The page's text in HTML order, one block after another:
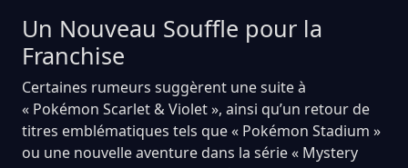
Un Nouveau Souffle pour la
Franchise
Certaines rumeurs suggèrent une suite à
« Pokémon Scarlet & Violet », ainsi qu’un retour de
titres emblématiques tels que « Pokémon Stadium »
ou une nouvelle aventure dans la série « Mystery